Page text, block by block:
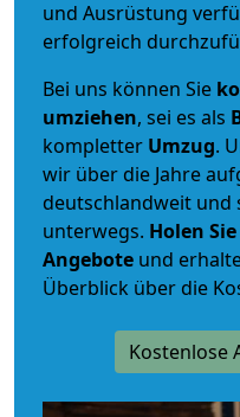
und Ausrüstung
erfolgreich
Bei uns können Sie
umziehen, sei es als
kompletter Umzug.
wir über die Jahre
deutschlandweit
unterwegs. Holen
Angebote und
Überblick über die
Kostenlose